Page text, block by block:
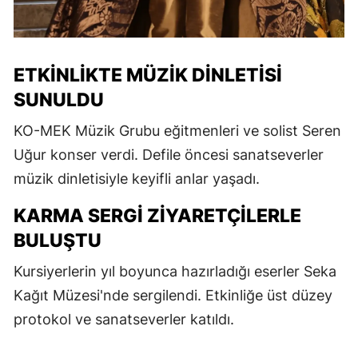
ETKINLIKTE MÜZIK DINLETISI
SUNULDU
KO-MEK Müzik Grubu eğitmenleri ve solist Seren
Uğur konser verdi. Defile öncesi sanatseverler
müzik dinletisiyle keyifli anlar yaşadı.
KARMA SERGI ZIYARETÇILERLE
BULUŞTU
Kursiyerlerin yıl boyunca hazırladığı eserler Seka
Kağıt Müzesi'nde sergilendi. Etkinliğe üst düzey
protokol ve sanatseverler katıldı.